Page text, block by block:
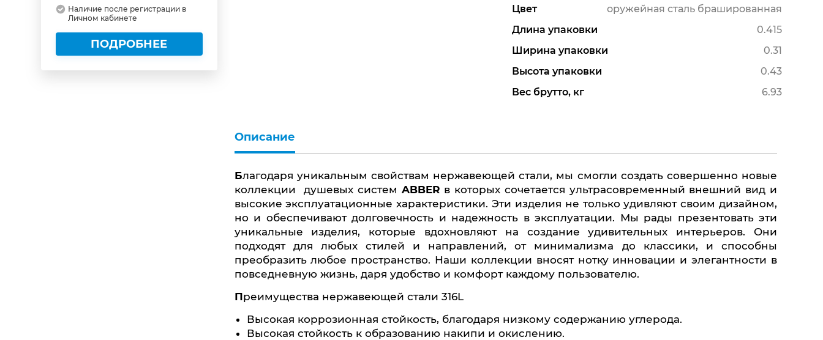
Наличие после регистрации в
Личном кабинете
ПОДРОБНЕЕ
Цвет
оружейная сталь брашированная
Длина упаковки
0.415
Ширина упаковки
0.31
Высота упаковки
0.43
Вес брутто, кг
6.93
Описание
Благодаря уникальным свойствам нержавеющей стали, мы смогли создать совершенно новые
коллекции душевых систем ABBER в которых сочетается ультрасовременный внешний вид и
высокие эксплуатационные характеристики. Эти изделия не только удивляют своим дизайном,
но и обеспечивают долговечность и надежность в эксплуатации. Мы рады презентовать эти
уникальные изделия, которые вдохновляют на создание удивительных интерьеров. Они
подходят для любых стилей и направлений, от минимализма до классики, и способны
преобразить любое пространство. Наши коллекции вносят нотку инновации и элегантности в
повседневную жизнь, даря удобство и комфорт каждому пользователю.
Преимущества нержавеющей стали 316L
Высокая коррозионная стойкость, благодаря низкому содержанию углерода.
Высокая стойкость к образованию накипи и окислению.